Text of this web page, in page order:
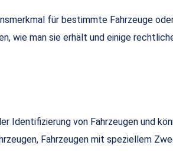
für bestimmte Fahrzeuge
wie man sie erhält und einige
Identifizierung von Fahrzeugen und
Fahrzeugen mit speziellem